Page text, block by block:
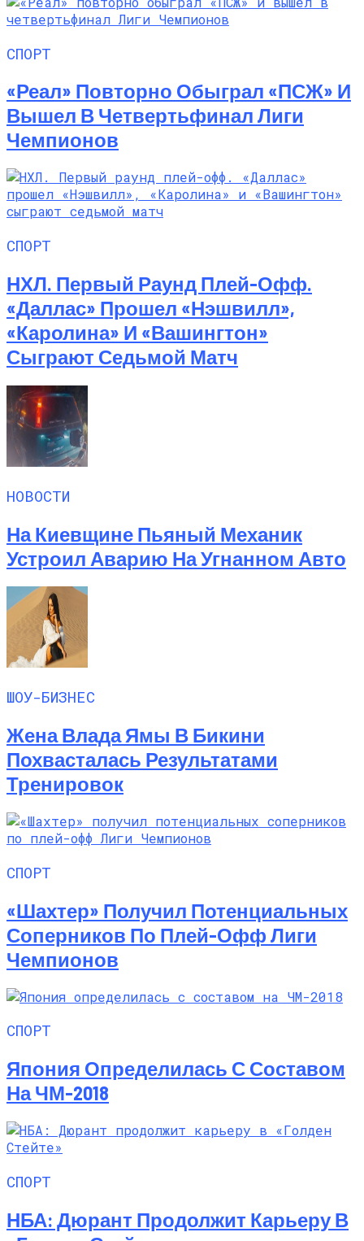
СПОРТ
«Реал» Повторно Обыграл «ПСЖ» И
Вышел В Четвертьфинал Лиги
Чемпионов
СПОРТ
НХЛ. Первый Раунд Плей-Офф.
«Даллас» Прошел «Нэшвилл»,
«Каролина» И «Вашингтон»
Сыграют Седьмой Матч
НОВОСТИ
На Киевщине Пьяный Механик
Устроил Аварию На Угнанном Авто
ШОУ-БИЗНЕС
Жена Влада Ямы В Бикини
Похвасталась Результатами
Тренировок
СПОРТ
«Шахтер» Получил Потенциальных
Соперников По Плей-Офф Лиги
Чемпионов
СПОРТ
Япония Определилась С Составом
На ЧМ-2018
СПОРТ
НБА: Дюрант Продолжит Карьеру В